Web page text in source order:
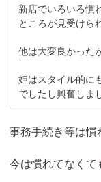
新店でいろいろ慣
ところが見受けら
他は大変良かった
姫はスタイル的に
でしたし興奮しま
事務手続き等は慣
今は慣れてなくて